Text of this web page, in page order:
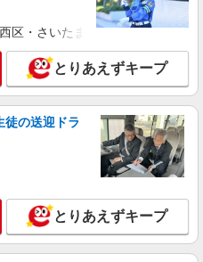
詳細を見る
中心◎数える・詰めるだけの超
就業先により異なる）
区・さいたま市岩槻区・久喜市・
とりあえずキープ
徒の送迎ドラ
とりあえずキープ